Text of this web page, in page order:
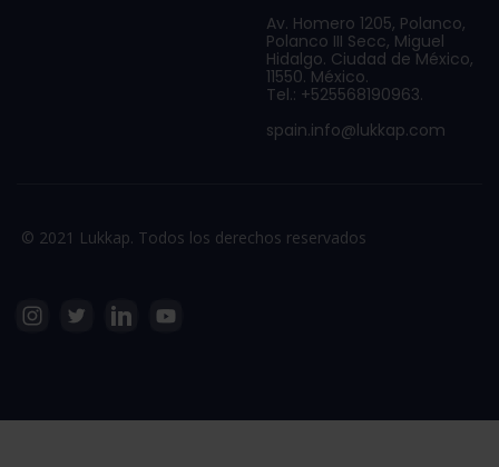
Av. Homero 1205, Polanco,
Polanco III Secc, Miguel
Hidalgo. Ciudad de México,
11550. México.
Tel.: +525568190963.
spain.info@lukkap.com
© 2021 Lukkap. Todos los derechos reservados